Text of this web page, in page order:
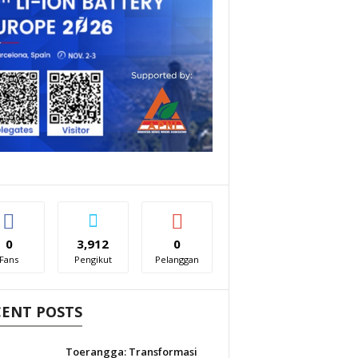
0
Fans
3,912
Pengikut
0
Pelanggan
POSTS
Toerangga: Transformasi